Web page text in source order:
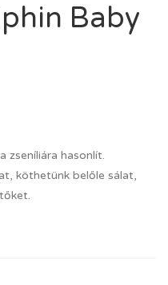
Baby
zseníliára hasonlít.
köthetünk belőle sálat,